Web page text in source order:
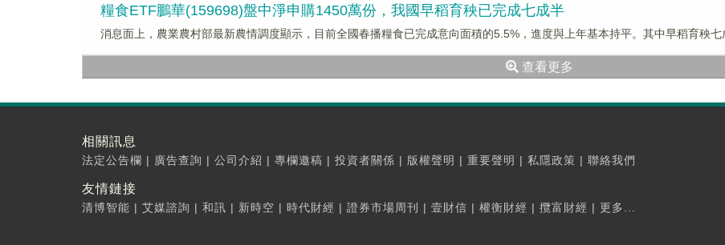
糧食ETF鵬華(159698)盤中淨申購1450萬份，我國早稻育秧已完成七成半
消息面上，農業農村部最新農情調度顯示，目前全國春播糧食已完成意向面積的5.5%，進度與上年基本持平。其中早稻育秧
查看更多
相關訊息
法定公告欄 | 廣告查詢 | 公司介紹 | 專欄邀稿 | 投資者關係 | 版權聲明 | 重要聲明 | 私隱政策 | 聯絡我們
友情鏈接
清博智能 | 艾媒諮詢 | 和訊 | 新時空 | 時代財經 | 證券市場周刊 | 壹財信 | 權衡財經 | 攬富財經 | 更多...